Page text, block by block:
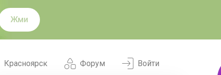
Жми
Форум
Красноярск Войти